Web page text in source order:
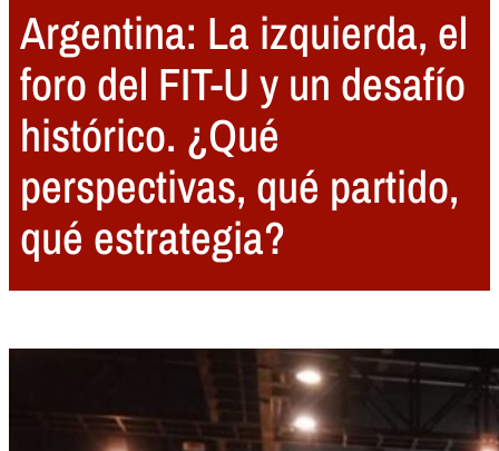
Argentina: La izquierda, el
foro del FIT-U y un desafío
histórico. ¿Qué
perspectivas, qué partido,
qué estrategia?